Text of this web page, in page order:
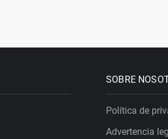
SOBRE
Política de
Advertencia